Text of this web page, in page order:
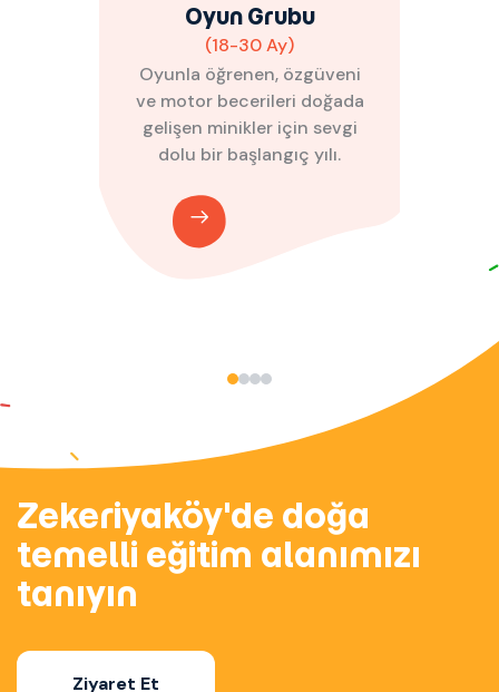
Oyun Grubu
(18-30 Ay)
Oyunla öğrenen, özgüveni
ve motor becerileri doğada
gelişen minikler için sevgi
dolu bir başlangıç yılı.
Zekeriyaköy'de doğa
temelli eğitim alanımızı
tanıyın
Ziyaret Et